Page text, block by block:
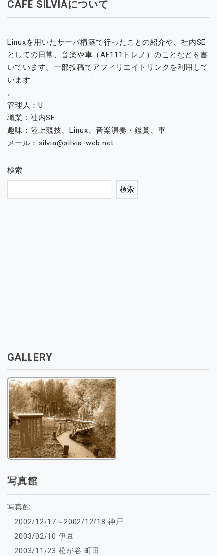
CAFE SILVIAについて
Linuxを用いたサーバ構築で行ったことの紹介や、社内SE
としての日常、音楽や車（AE111トレノ）のことなどを書
いています。一部投稿でアフィリエイトリンクを利用して
います
。
管理人：U
職業：社内SE
趣味：陸上競技、Linux、音楽演奏・鑑賞、車
メール：silvia@silvia-web.net
検索
検索
GALLERY
写真館
写真館
2002/12/17～2002/12/18 神戸
2003/02/10 伊豆
2003/11/23 松が谷 町田